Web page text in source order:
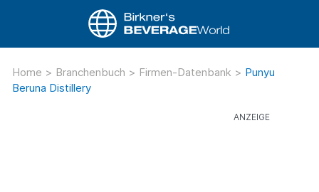
Home > Branchenbuch > Firmen-Datenbank > Punyu
Beruna Distillery